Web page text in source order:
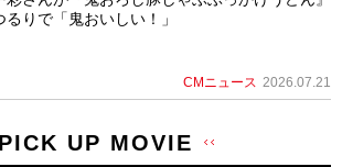
るりで「鬼おいしい！」
CMニュース 2026.07.21
PICK UP MOVIE